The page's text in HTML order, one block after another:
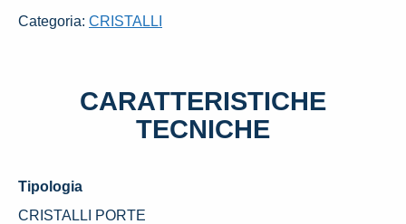
Categoria: CRISTALLI
CARATTERISTICHE
TECNICHE
Tipologia
CRISTALLI PORTE